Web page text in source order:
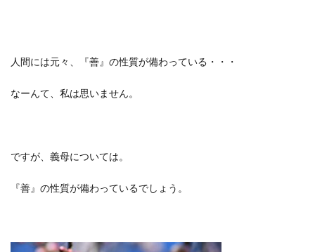
人間には元々、『善』の性質が備わっている・・・
なーんて、私は思いません。
ですが、義母については。
『善』の性質が備わっているでしょう。